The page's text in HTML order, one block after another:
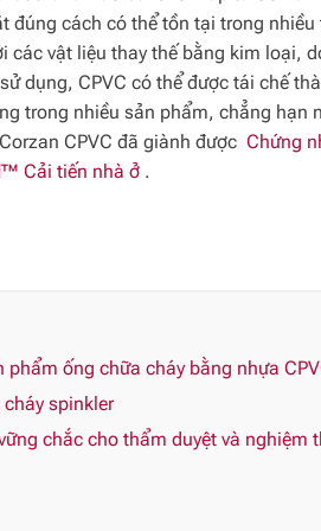
đúng cách có thể tồn tại trong nhiều
các vật liệu thay thế bằng kim loại,
dụng, CPVC có thể được tái chế
trong nhiều sản phẩm, chẳng hạn
CPVC đã giành được Chứng
Cải tiến nhà ở .
ống chữa cháy bằng nhựa
spinkler
chắc cho thẩm duyệt và nghiệm